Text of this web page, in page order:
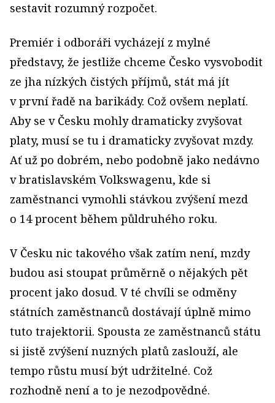
sestavit rozumný rozpočet.
Premiér i odboráři vycházejí z mylné
představy, že jestliže chceme Česko vysvobodit
ze jha nízkých čistých příjmů, stát má jít
v první řadě na barikády. Což ovšem neplatí.
Aby se v Česku mohly dramaticky zvyšovat
platy, musí se tu i dramaticky zvyšovat mzdy.
Ať už po dobrém, nebo podobně jako nedávno
v bratislavském Volkswagenu, kde si
zaměstnanci vymohli stávkou zvýšení mezd
o 14 procent během půldruhého roku.
V Česku nic takového však zatím není, mzdy
budou asi stoupat průměrně o nějakých pět
procent jako dosud. V té chvíli se odměny
státních zaměstnanců dostávají úplně mimo
tuto trajektorii. Spousta ze zaměstnanců státu
si jistě zvýšení nuzných platů zaslouží, ale
tempo růstu musí být udržitelné. Což
rozhodně není a to je nezodpovědné.